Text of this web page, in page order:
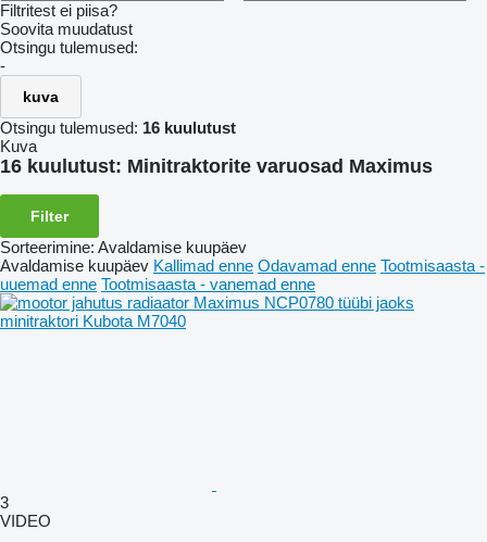
Filtritest ei piisa?
Soovita muudatust
Otsingu tulemused:
-
kuva
Otsingu tulemused: 16 kuulutust
Kuva
16 kuulutust: Minitraktorite varuosad Maximus
Filter
Sorteerimine: Avaldamise kuupäev
Avaldamise kuupäev Kallimad enne Odavamad enne Tootmisaasta -
uuemad enne Tootmisaasta - vanemad enne
3
VIDEO